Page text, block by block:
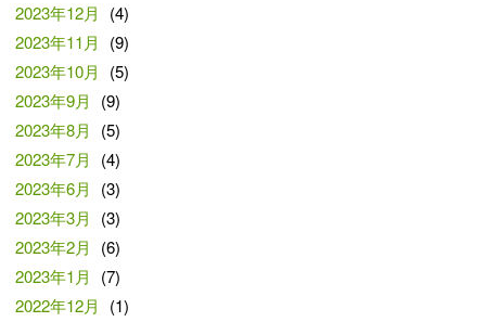
2023年12月
(4)
2023年11月
(9)
2023年10月
(5)
2023年9月
(9)
2023年8月
(5)
2023年7月
(4)
2023年6月
(3)
2023年3月
(3)
2023年2月
(6)
2023年1月
(7)
2022年12月
(1)